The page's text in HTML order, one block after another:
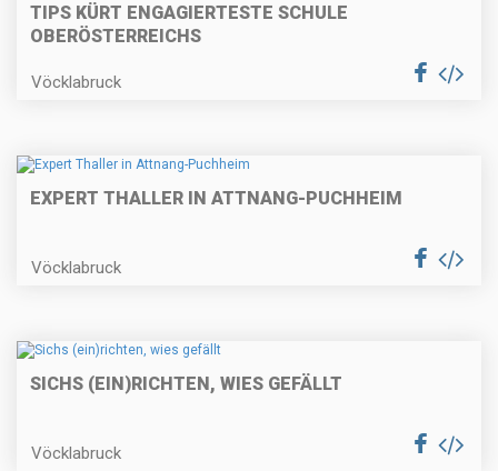
TIPS KÜRT ENGAGIERTESTE SCHULE
OBERÖSTERREICHS
Vöcklabruck
EXPERT THALLER IN ATTNANG-PUCHHEIM
Vöcklabruck
SICHS (EIN)RICHTEN, WIES GEFÄLLT
Vöcklabruck